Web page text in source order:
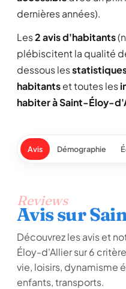
dernières années).
Les2 avis d'habitants
plébiscitent la qualité
dessous les
habitantset toutes les
habiter à Saint-Éloy-
Avis Démographie
Reviews
Avis sur
Découvrez les avis et
Éloy-d'Allier sur 6
vie, loisirs, dynamisme
enfants, transports.